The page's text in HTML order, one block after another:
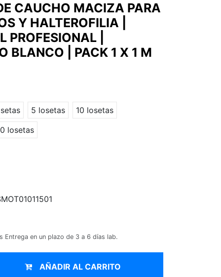
CAUCHO MACIZA PARA
Y HALTEROFILIA |
PROFESIONAL |
BLANCO | PACK 1 X 1 M
5 losetas
10 losetas
losetas
Entrega en un plazo de 3 a 6 días lab.
AÑADIR AL CARRITO